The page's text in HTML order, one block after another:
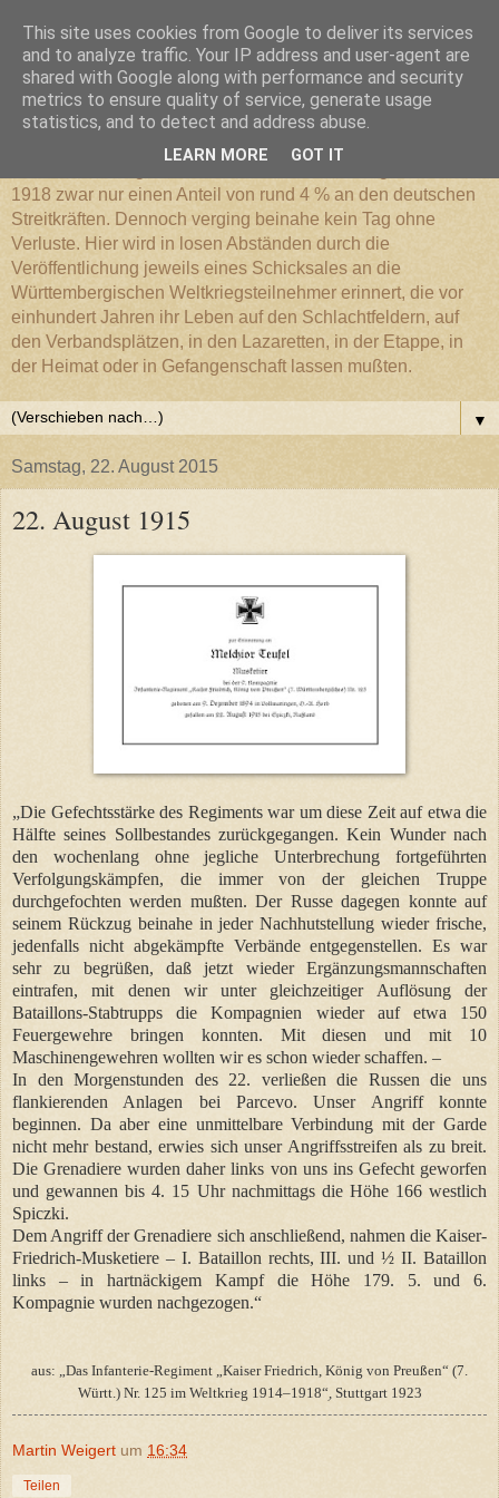
Württembergischer
Weltkriegs-Blog
1918 zwar nur einen Anteil von rund 4 % an den deutschen
Streitkräften. Dennoch verging beinahe kein Tag ohne
Verluste. Hier wird in losen Abständen durch die
Veröffentlichung jeweils eines Schicksales an die
Württembergischen Weltkriegsteilnehmer erinnert, die vor
einhundert Jahren ihr Leben auf den Schlachtfeldern, auf
den Verbandsplätzen, in den Lazaretten, in der Etappe, in
der Heimat oder in Gefangenschaft lassen mußten.
▼
Samstag, 22. August 2015
22. August 1915
„Die Gefechtsstärke des Regiments war um diese Zeit auf etwa die
Hälfte seines Sollbestandes zurückgegangen. Kein Wunder nach
den wochenlang ohne jegliche Unterbrechung fortgeführten
Verfolgungskämpfen, die immer von der gleichen Truppe
durchgefochten werden mußten. Der Russe dagegen konnte auf
seinem Rückzug beinahe in jeder Nachhutstellung wieder frische,
jedenfalls nicht abgekämpfte Verbände entgegenstellen. Es war
sehr zu begrüßen, daß jetzt wieder Ergänzungsmannschaften
eintrafen, mit denen wir unter gleichzeitiger Auflösung der
Bataillons-Stabtrupps die Kompagnien wieder auf etwa 150
Feuergewehre bringen konnten. Mit diesen und mit 10
Maschinengewehren wollten wir es schon wieder schaffen. –
In den Morgenstunden des 22. verließen die Russen die uns
flankierenden Anlagen bei Parcevo. Unser Angriff konnte
beginnen. Da aber eine unmittelbare Verbindung mit der Garde
nicht mehr bestand, erwies sich unser Angriffsstreifen als zu breit.
Die Grenadiere wurden daher links von uns ins Gefecht geworfen
und gewannen bis 4. 15 Uhr nachmittags die Höhe 166 westlich
Spiczki.
Dem Angriff der Grenadiere sich anschließend, nahmen die Kaiser-
Friedrich-Musketiere – I. Bataillon rechts, III. und ½ II. Bataillon
links – in hartnäckigem Kampf die Höhe 179. 5. und 6.
Kompagnie wurden nachgezogen.“
aus: „Das Infanterie-Regiment „Kaiser Friedrich, König von Preußen“ (7.
Württ.) Nr. 125 im Weltkrieg 1914–1918“ׅ, Stuttgart 1923
Martin Weigert um 16:34
Teilen
This site uses cookies from Google to deliver its services
and to analyze traffic. Your IP address and user-agent are
shared with Google along with performance and security
metrics to ensure quality of service, generate usage
statistics, and to detect and address abuse.
LEARN MORE GOT IT